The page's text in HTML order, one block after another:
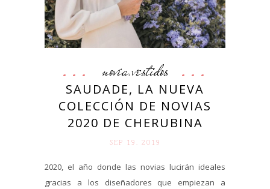
novia,vestidos
SAUDADE, LA NUEVA
COLECCIÓN DE NOVIAS
2020 DE CHERUBINA
SEP 19. 2019
2020, el año donde las novias lucirán ideales
gracias a los diseñadores que empiezan a